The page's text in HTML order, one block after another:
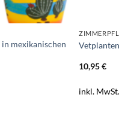
mexikanischen
10,95€
inkl. MwSt.